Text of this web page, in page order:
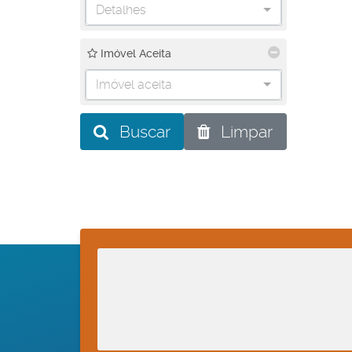
Detalhes
Imóvel Aceita
Imóvel aceita
Buscar Limpar